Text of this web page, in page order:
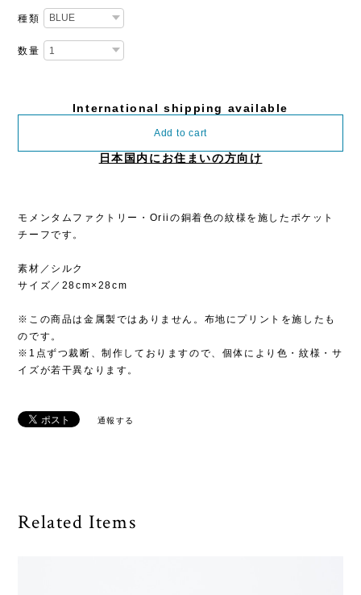
種類
数量
International shipping available
Add to cart
日本国内にお住まいの方向け
モメンタムファクトリー・Oriiの銅着色の紋様を施したポケット
チーフです。
素材／シルク
サイズ／28cm×28cm
※この商品は金属製ではありません。布地にプリントを施したも
のです。
※1点ずつ裁断、制作しておりますので、個体により色・紋様・サ
イズが若干異なります。
通報する
Related Items